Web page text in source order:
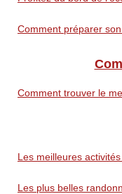
Comment préparer
Comment trouver le
Les meilleures activités
Les plus belles